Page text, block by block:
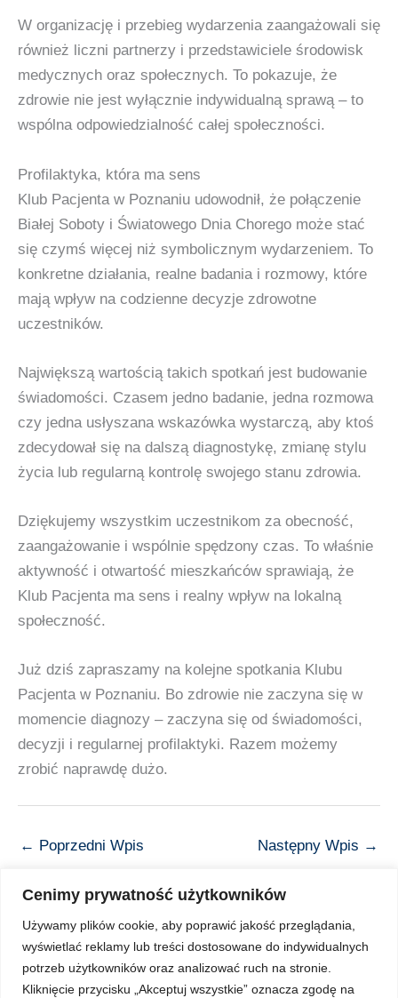
Cenimy prywatność użytkowników
Używamy plików cookie, aby poprawić jakość przeglądania,
wyświetlać reklamy lub treści dostosowane do indywidualnych
potrzeb użytkowników oraz analizować ruch na stronie.
Kliknięcie przycisku „Akceptuj wszystkie” oznacza zgodę na
W organizację i przebieg wydarzenia zaangażowali się
również liczni partnerzy i przedstawiciele środowisk
medycznych oraz społecznych. To pokazuje, że
zdrowie nie jest wyłącznie indywidualną sprawą – to
wspólna odpowiedzialność całej społeczności.
Profilaktyka, która ma sens
Klub Pacjenta w Poznaniu udowodnił, że połączenie
Białej Soboty i Światowego Dnia Chorego może stać
się czymś więcej niż symbolicznym wydarzeniem. To
konkretne działania, realne badania i rozmowy, które
mają wpływ na codzienne decyzje zdrowotne
uczestników.
Największą wartością takich spotkań jest budowanie
świadomości. Czasem jedno badanie, jedna rozmowa
czy jedna usłyszana wskazówka wystarczą, aby ktoś
zdecydował się na dalszą diagnostykę, zmianę stylu
życia lub regularną kontrolę swojego stanu zdrowia.
Dziękujemy wszystkim uczestnikom za obecność,
zaangażowanie i wspólnie spędzony czas. To właśnie
aktywność i otwartość mieszkańców sprawiają, że
Klub Pacjenta ma sens i realny wpływ na lokalną
społeczność.
Już dziś zapraszamy na kolejne spotkania Klubu
Pacjenta w Poznaniu. Bo zdrowie nie zaczyna się w
momencie diagnozy – zaczyna się od świadomości,
decyzji i regularnej profilaktyki. Razem możemy
zrobić naprawdę dużo.
← Poprzedni Wpis Następny Wpis →
Copyright © 2026 Z Sercem do Pacjenta